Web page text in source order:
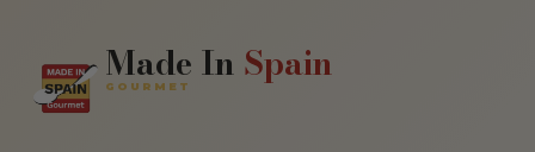
Made In Spain
GOURMET